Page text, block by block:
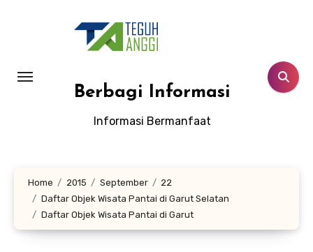
Berbagi Informasi
Informasi Bermanfaat
Home 2015 September
22
Daftar Objek Wisata Pantai di Garut Selatan
Daftar Objek Wisata Pantai di Garut